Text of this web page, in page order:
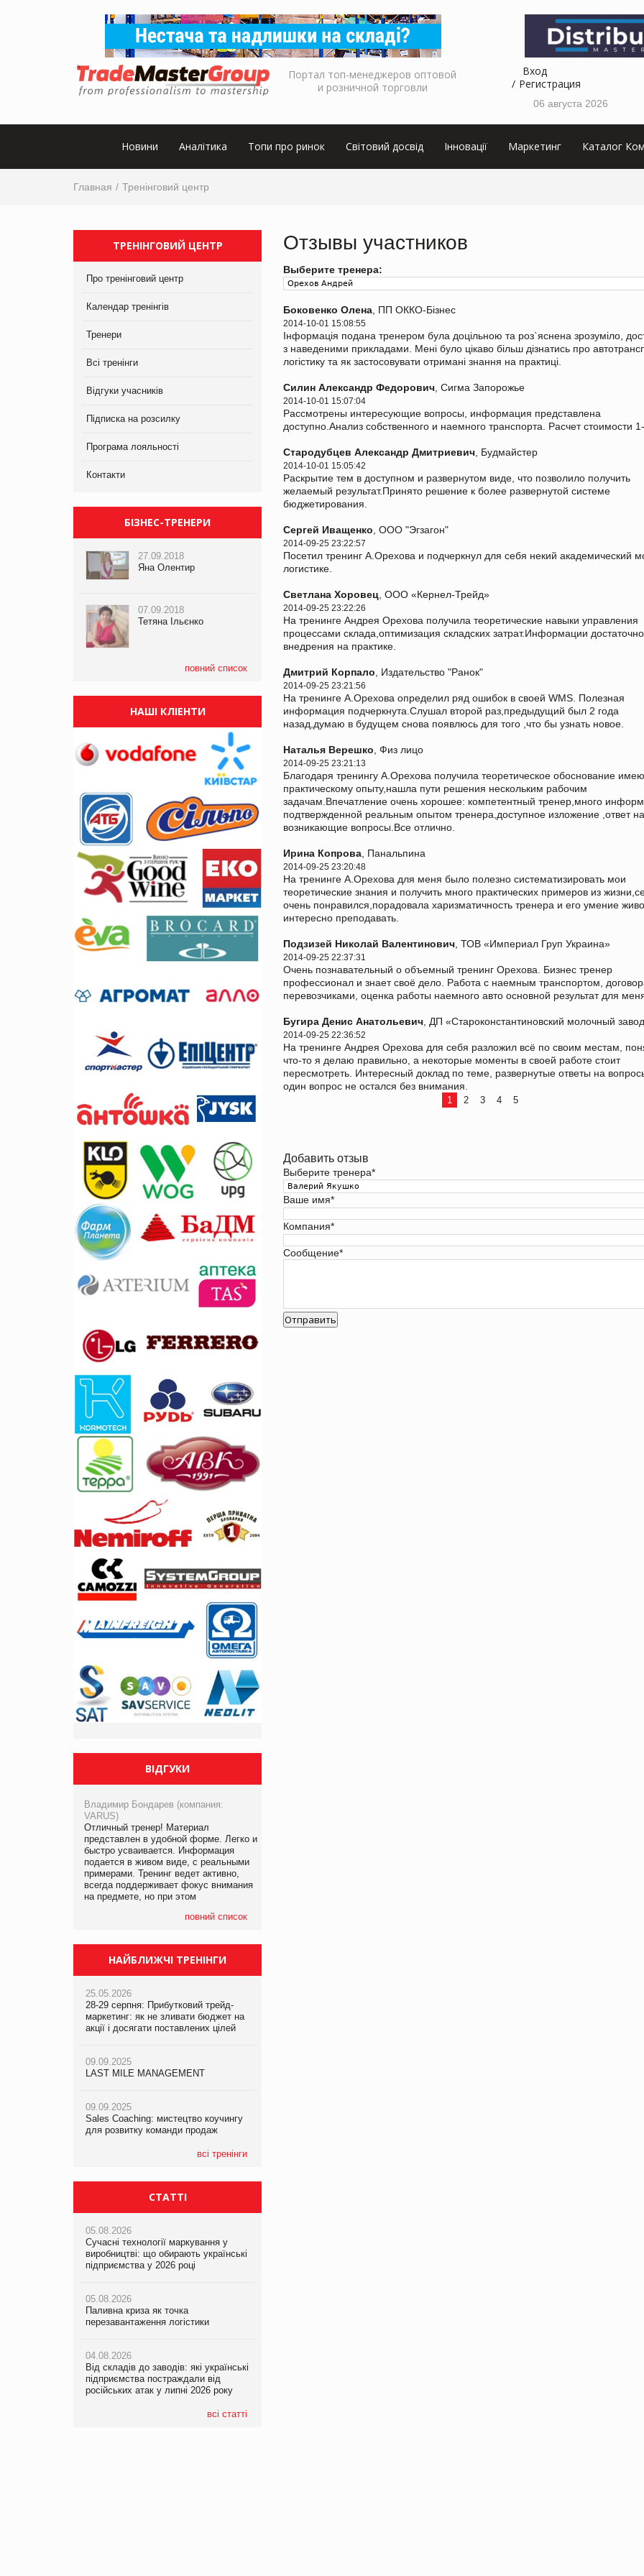
Портал топ-менеджеров оптовой
и розничной торговли
Вход
Регистрация
06 августа 2026
Новини Аналітика Топи про ринок Світовий досвід Інновації Маркетинг Каталог
Главная Тренінговий центр
ТРЕНІНГОВИЙ ЦЕНТР
Про тренінговий центр
Календар тренінгів
Тренери
Всі тренінги
Відгуки учасників
Підписка на розсилку
Програма лояльності
Контакти
БІЗНЕС-ТРЕНЕРИ
27.09.2018
Яна Олентир
07.09.2018
Тетяна Ільєнко
повний список
НАШІ КЛІЕНТИ
ВІДГУКИ
Владимир Бондарев (компания:
VARUS)
Отличный тренер! Материал
представлен в удобной форме. Легко и
быстро усваивается. Информация
подается в живом виде, с реальными
примерами. Тренинг ведет активно,
всегда поддерживает фокус внимания
на предмете, но при этом
повний список
НАЙБЛИЖЧІ ТРЕНІНГИ
25.05.2026
28-29 серпня: Прибутковий трейд-
маркетинг: як не зливати бюджет на
акції і досягати поставлених цілей
09.09.2025
LAST MILE MANAGEMENT
09.09.2025
Sales Coaching: мистецтво коучингу
для розвитку команди продаж
всі тренінги
СТАТТІ
05.08.2026
Сучасні технології маркування у
виробництві: що обирають українські
підприємства у 2026 році
05.08.2026
Паливна криза як точка
перезавантаження логістики
04.08.2026
Від складів до заводів: які українські
підприємства постраждали від
російських атак у липні 2026 року
всі статті
Отзывы участников
Выберите тренера:
Боковенко Олена , ПП ОККО-Бізнес
2014-10-01 15:08:55
Інформація подана тренером була доцільною та роз`яснена зрозуміло,
з наведеними прикладами. Мені було цікаво більш дізнатись про
логістику та як застосовувати отримані знання на практиці.
Силин Александр Федорович , Сигма Запорожье
2014-10-01 15:07:04
Рассмотрены интересующие вопросы, информация представлена
доступно.Анализ собственного и наемного транспорта. Расчет стоимости 1-
Стародубцев Александр Дмитриевич , Будмайстер
2014-10-01 15:05:42
Раскрытие тем в доступном и развернутом виде, что позволило получить
желаемый результат.Принято решение к более развернутой системе
бюджетирования.
Сергей Иващенко , ООО "Эгзагон"
2014-09-25 23:22:57
Посетил тренинг А.Орехова и подчеркнул для себя некий академический
логистике.
Светлана Хоровец , ООО «Кернел-Трейд»
2014-09-25 23:22:26
На тренинге Андрея Орехова получила теоретические навыки управления
процессами склада,оптимизация складских затрат.Информации
внедрения на практике.
Дмитрий Корпало , Издательство "Ранок"
2014-09-25 23:21:56
На тренинге А.Орехова определил ряд ошибок в своей WMS. Полезная
информация подчеркнута.Слушал второй раз,предыдущий был 2 года
назад,думаю в будущем снова появлюсь для того ,что бы узнать новое.
Наталья Верешко , Физ лицо
2014-09-25 23:21:13
Благодаря тренингу А.Орехова получила теоретическое обоснование
практическому опыту,нашла пути решения нескольким рабочим
задачам.Впечатление очень хорошее: компетентный тренер,много
подтвержденной реальным опытом тренера,доступное изложение ,ответ
возникающие вопросы.Все отлично.
Ирина Копрова , Панальпина
2014-09-25 23:20:48
На тренинге А.Орехова для меня было полезно систематизировать мои
теоретические знания и получить много практических примеров из
очень понравился,порадовала харизматичность тренера и его умение
интересно преподавать.
Подзизей Николай Валентинович , ТОВ «Империал Груп Украина»
2014-09-25 22:37:31
Очень познавательный о объемный тренинг Орехова. Бизнес тренер
профессионал и знает своё дело. Работа с наемным транспортом,
перевозчиками, оценка работы наемного авто основной результат для
Бугира Денис Анатольевич , ДП «Староконстантиновский молочный
2014-09-25 22:36:52
На тренинге Андрея Орехова для себя разложил всё по своим местам,
что-то я делаю правильно, а некоторые моменты в своей работе стоит
пересмотреть. Интересный доклад по теме, развернутые ответы на
один вопрос не остался без внимания.
1 2 3 4 5
Добавить отзыв
Выберите тренера*
Ваше имя*
Компания*
Сообщение*